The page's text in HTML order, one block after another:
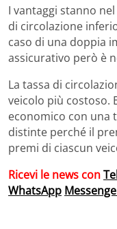
I vantaggi stanno
di circolazione
caso di una doppia
assicurativo però è
La tassa di
veicolo più costoso.
economico con una
distinte perché il
premi di ciascun
Ricevi le news con
WhatsApp